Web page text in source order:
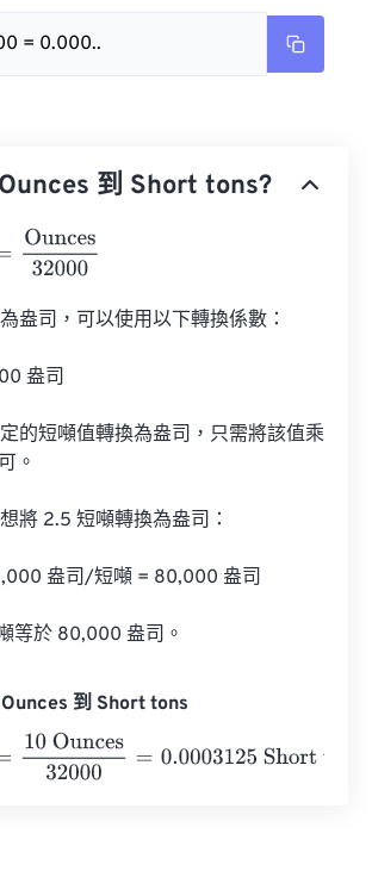
= 0.000..
到 Short tons?
Ounces32000
盎司，可以使用以下轉換係數：
盎司
的短噸值轉換為盎司，只需將該值乘
。
將 2.5 短噸轉換為盎司：
盎司/短噸 = 80,000 盎司
等於 80,000 盎司。
到 Short tons
10 Ounces32000 0.0003125 Short tons